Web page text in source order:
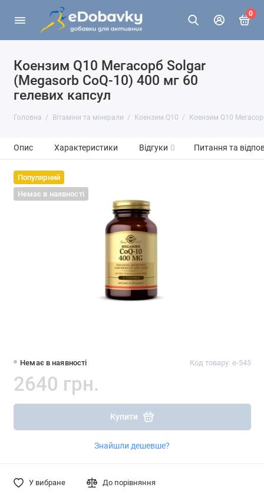
0
Коензим Q10 Мегасорб Solgar
(Megasorb CoQ-10) 400 мг 60
гелевих капсул
Головна Вітаміни та мінерали Коензим Q10 Коензим Q10
Опис Характеристики Відгуки 0 Питання та
Популярний
Немає в наявності
Немає в наявності Код товару: e-545
2640 грн.
Купити
Знайшли дешевше?
У вибране До порівняння